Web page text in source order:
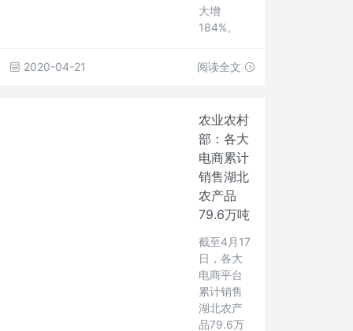
大增
184%。
2020-04-21 阅读全文
农业农村
部：各大
电商累计
销售湖北
农产品
79.6万吨
截至4月17
日，各大
电商平台
累计销售
湖北农产
品79.6万